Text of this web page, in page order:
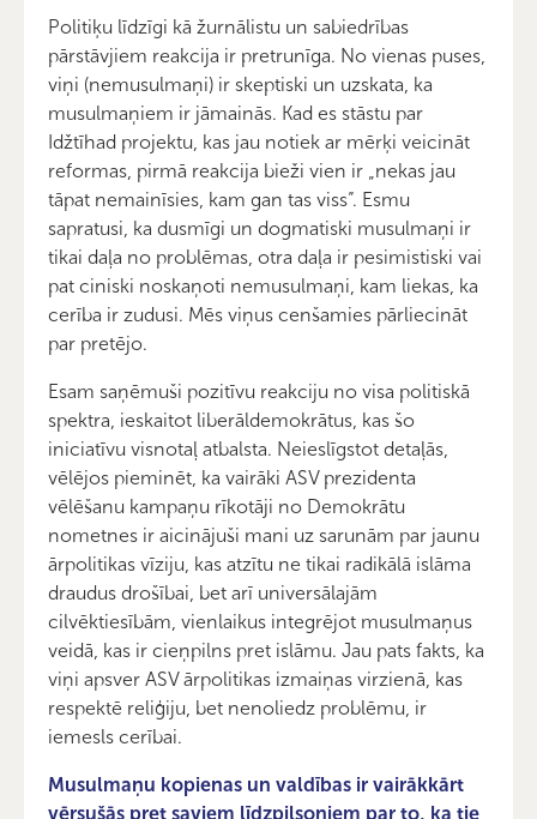
Politiķu līdzīgi kā žurnālistu un sabiedrības
pārstāvjiem reakcija ir pretrunīga. No vienas puses,
viņi (nemusulmaņi) ir skeptiski un uzskata, ka
musulmaņiem ir jāmainās. Kad es stāstu par
Idžtīhad projektu, kas jau notiek ar mērķi veicināt
reformas, pirmā reakcija bieži vien ir „nekas jau
tāpat nemainīsies, kam gan tas viss”. Esmu
sapratusi, ka dusmīgi un dogmatiski musulmaņi ir
tikai daļa no problēmas, otra daļa ir pesimistiski vai
pat ciniski noskaņoti nemusulmaņi, kam liekas, ka
cerība ir zudusi. Mēs viņus cenšamies pārliecināt
par pretējo.
Esam saņēmuši pozitīvu reakciju no visa politiskā
spektra, ieskaitot liberāldemokrātus, kas šo
iniciatīvu visnotaļ atbalsta. Neieslīgstot detaļās,
vēlējos pieminēt, ka vairāki ASV prezidenta
vēlēšanu kampaņu rīkotāji no Demokrātu
nometnes ir aicinājuši mani uz sarunām par jaunu
ārpolitikas vīziju, kas atzītu ne tikai radikālā islāma
draudus drošībai, bet arī universālajām
cilvēktiesībām, vienlaikus integrējot musulmaņus
veidā, kas ir cieņpilns pret islāmu. Jau pats fakts, ka
viņi apsver ASV ārpolitikas izmaiņas virzienā, kas
respektē reliģiju, bet nenoliedz problēmu, ir
iemesls cerībai.
Musulmaņu kopienas un valdības ir vairākkārt
vērsušās pret saviem līdzpilsoņiem par to, ka tie